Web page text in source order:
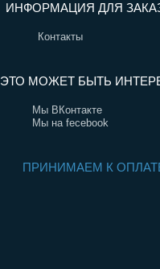
ИНФОРМАЦИЯ ДЛЯ
Контакты
ЭТО МОЖЕТ БЫТЬ
Мы ВКонтакте
Мы на fecebook
ПРИНИМАЕМ К